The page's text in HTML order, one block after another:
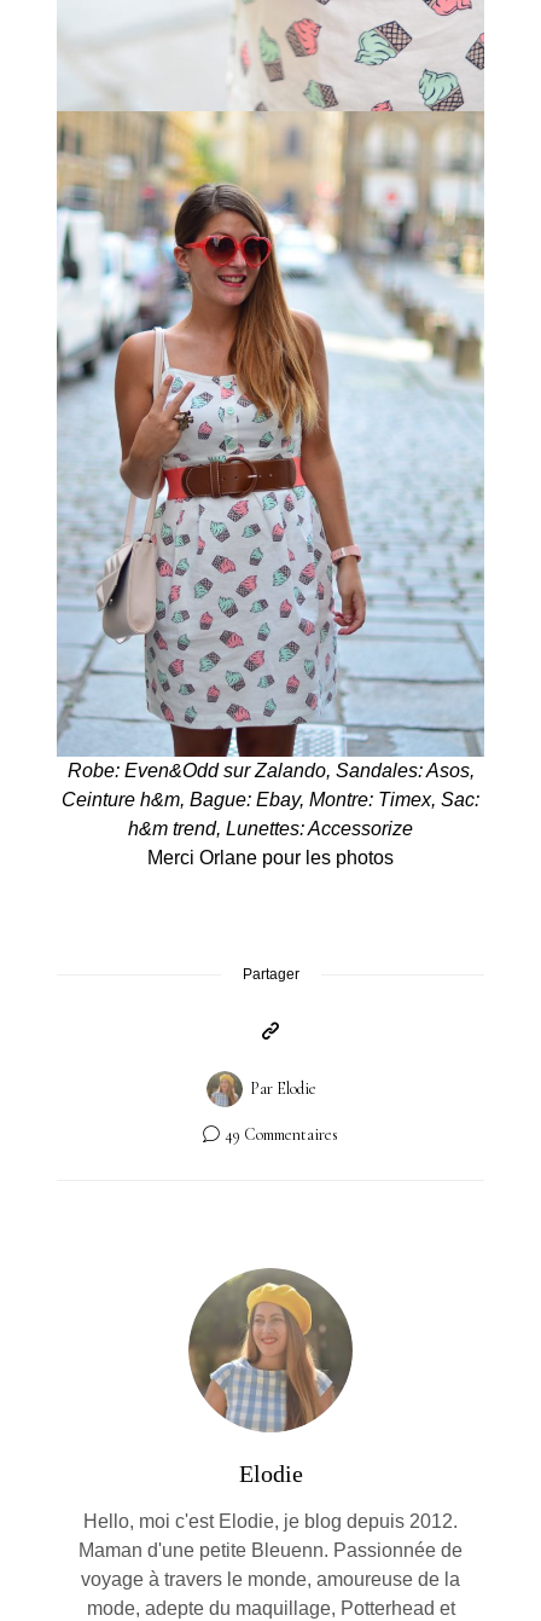
Robe: Even&Odd sur Zalando, Sandales: Asos,
Ceinture h&m, Bague: Ebay, Montre: Timex, Sac:
h&m trend, Lunettes: Accessorize
Merci Orlane pour les photos
Partager
Par Elodie
49 Commentaires
Elodie
Hello, moi c'est Elodie, je blog depuis 2012.
Maman d'une petite Bleuenn. Passionnée de
voyage à travers le monde, amoureuse de la
mode, adepte du maquillage, Potterhead et